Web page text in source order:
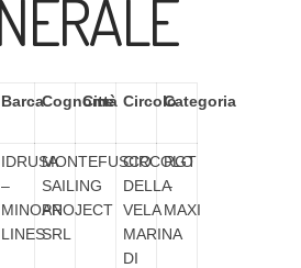
BarcaCognome
Città CircoloCategoria
IDRUSA
–
MINOAN
LINES
MONTEFUSCO
SAILING
PROJECT
SRL
CIRCOLO
DELLA
VELA
MARINA
DI
RGT
–
MAXI